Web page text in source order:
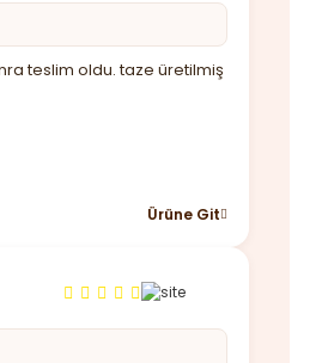
teslim oldu. taze üretilmiş
Ürüne Git